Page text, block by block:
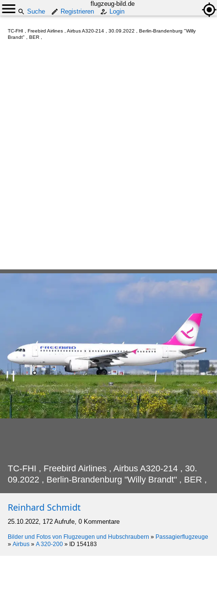
flugzeug-bild.de
Suche
Registrieren Login
TC-FHI , Freebird Airlines , Airbus A320-214 , 30.09.2022 , Berlin-Brandenburg "Willy
Brandt" , BER ,
TC-FHI , Freebird Airlines , Airbus A320-214 , 30.
09.2022 , Berlin-Brandenburg "Willy Brandt" , BER ,
Reinhard Schmidt
25.10.2022, 172 Aufrufe, 0 Kommentare
Bilder und Fotos von Flugzeugen und Hubschraubern » Passagierflugzeuge
» Airbus » A 320-200 » ID 154183